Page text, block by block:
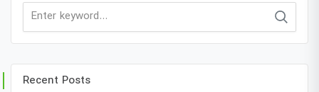
Search
Recent Posts